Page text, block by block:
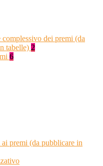
dei premi (da
tabelle) 2
6
premi (da pubblicare in